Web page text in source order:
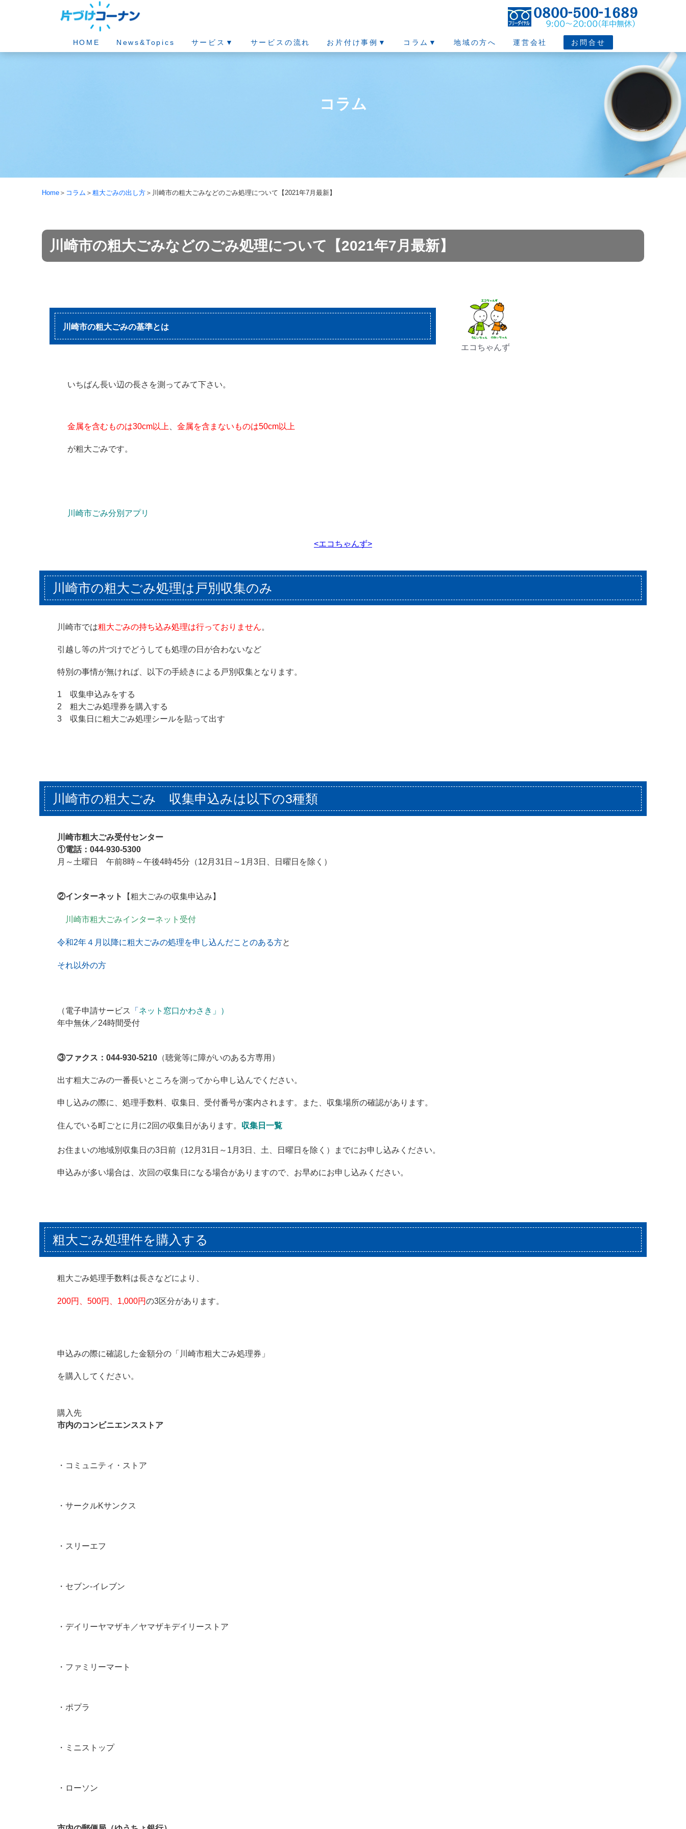
HOME News&Topics サービス▼ サービスの流れ お片付け事例▼ コラム▼ 地域の方へ 運営会社 お問合せ
コラム
Home ＞ コラム ＞ 粗大ごみの出し方 ＞川崎市の粗大ごみなどのごみ処理について【2021年7月最新】
川崎市の粗大ごみなどのごみ処理について【2021年7月最新】
川崎市の粗大ごみの基準とは
いちばん長い辺の長さを測ってみて下さい。
金属を含むものは30cm以上 金属を含まないものは50cm以上
が粗大ごみです。
川崎市ごみ分別アプリ
エコちゃんず
<エコちゃんず>
川崎市の粗大ごみ処理は戸別収集のみ
川崎市では粗大ごみの持ち込み処理は行っておりません。
引越し等の片づけでどうしても処理の日が合わないなど
特別の事情が無ければ、以下の手続きによる戸別収集となります。
1 収集申込みをする
2 粗大ごみ処理券を購入する
3 収集日に粗大ごみ処理シールを貼って出す
川崎市の粗大ごみ 収集申込みは以下の3種類
川崎市粗大ごみ受付センター
①電話：044-930-5300
月～土曜日 午前8時～午後4時45分（12月31日～1月3日、日曜日を除く）
②インターネット 【粗大ごみの収集申込み】
川崎市粗大ごみインターネット受付
令和2年４月以降に粗大ごみの処理を申し込んだことのある方と
それ以外の方
（電子申請サービス 「 ネット窓口かわさき」
）
年中無休／24時間受付
③ファクス：044-930-5210 （聴覚等に障がいのある方専用）
出す粗大ごみの一番長いところを測ってから申し込んでください。
申し込みの際に、処理手数料、収集日、受付番号が案内されます。また、収集場所の確認があります。
住んでいる町ごとに月に2回の収集日があります。 収集日一覧
お住まいの地域別収集日の3日前（12月31日～1月3日、土、日曜日を除く）までにお申し込みください。
申込みが多い場合は、次回の収集日になる場合がありますので、お早めにお申し込みください。
粗大ごみ処理件を購入する
粗大ごみ処理手数料は長さなどにより、
200円、500円、1,000円の3区分があります。
申込みの際に確認した金額分の「川崎市粗大ごみ処理券」
を購入してください。
購入先
市内のコンビニエンスストア
・コミュニティ・ストア
・サークルKサンクス
・スリーエフ
・セブン-イレブン
・デイリーヤマザキ／ヤマザキデイリーストア
・ファミリーマート
・ポプラ
・ミニストップ
・ローソン